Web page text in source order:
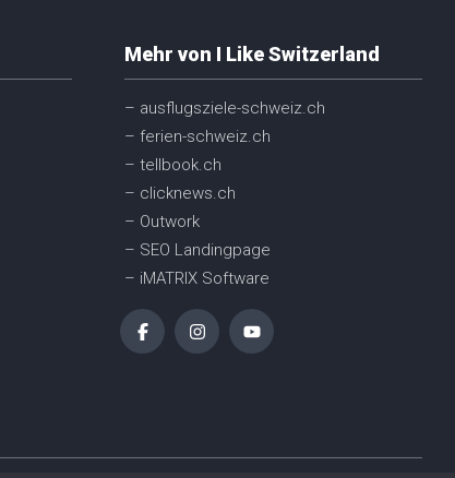
Mehr von I Like Switzerland
– ausflugsziele-schweiz.ch
– ferien-schweiz.ch
– tellbook.ch
– clicknews.ch
– Outwork
– SEO Landingpage
– iMATRIX Software